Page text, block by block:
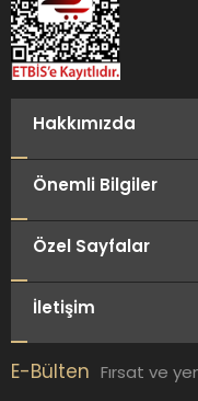
Hakkımızda
Önemli Bilgiler
Özel Sayfalar
İletişim
E-Bülten Fırsat ve